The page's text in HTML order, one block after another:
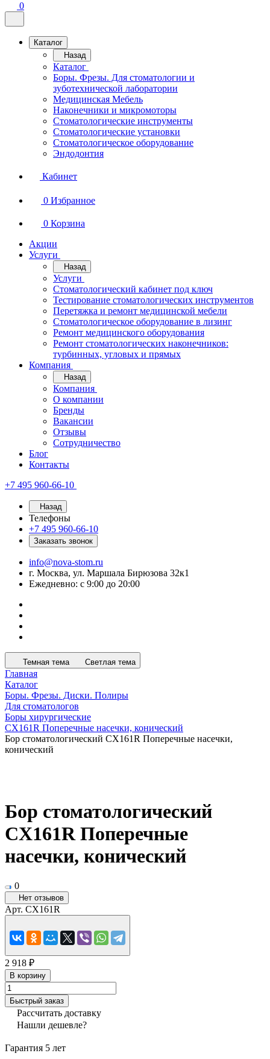
0
Каталог
Назад
Каталог
Боры. Фрезы. Для стоматологии и
зуботехнической лаборатории
Медицинская Мебель
Наконечники и микромоторы
Стоматологические инструменты
Стоматологические установки
Стоматологическое оборудование
Эндодонтия
Кабинет
0 Избранное
0 Корзина
Акции
Услуги
Назад
Услуги
Стоматологический кабинет под ключ
Тестирование стоматологических инструментов
Перетяжка и ремонт медицинской мебели
Стоматологическое оборудование в лизинг
Ремонт медицинского оборудования
Ремонт стоматологических наконечников:
турбинных, угловых и прямых
Компания
Назад
Компания
О компании
Бренды
Вакансии
Отзывы
Сотрудничество
Блог
Контакты
+7 495 960-66-10
Назад
Телефоны
+7 495 960-66-10
Заказать звонок
info@nova-stom.ru
г. Москва, ул. Маршала Бирюзова 32к1
Ежедневно: с 9:00 до 20:00
Темная тема Светлая тема
Главная
Каталог
Боры. Фрезы. Диски. Полиры
Для стоматологов
Боры хирургические
CX161R Поперечные насечки, конический
Бор стоматологический CX161R Поперечные насечки,
конический
Бор стоматологический
CX161R Поперечные
насечки, конический
0
Нет отзывов
Арт. CX161R
2 918 ₽
В корзину
Быстрый заказ
Рассчитать доставку
Нашли дешевле?
Гарантия 5 лет